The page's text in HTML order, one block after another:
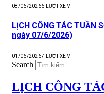
08/06/20266 LƯỢT XEM
LỊCH CÔNG TÁC TUẦN
ngày 07/6/2026)
01/06/20267 LƯỢT XEM
Search
LỊCH CÔNG